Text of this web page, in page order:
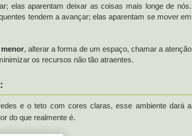
elas aparentam deixar as coisas mais longe de nós.
tendem a avançar; elas aparentam se mover em
, alterar a forma de um espaço, chamar a atenção
os recursos não tão atraentes.
e o teto com cores claras, esse ambiente dará a
do que realmente é.